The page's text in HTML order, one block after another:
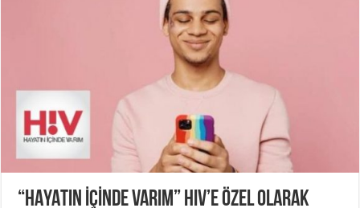
“HAYATIN İÇİNDE VARIM” HIV’E ÖZEL OLARAK